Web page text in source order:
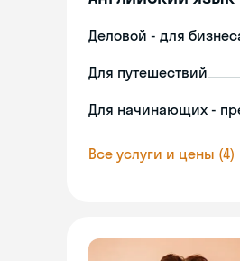
Деловой - для
Для путешествий
Для начинающих -
Все услуги и цены (4)